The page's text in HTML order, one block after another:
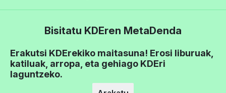
Bisitatu KDEren MetaDenda
Erakutsi KDErekiko maitasuna! Erosi liburuak,
katiluak, arropa, eta gehiago KDEri
laguntzeko.